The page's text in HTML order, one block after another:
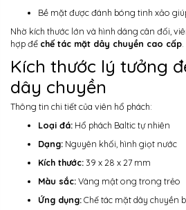
Bề mặt được đánh bóng tinh xảo
Nhờ kích thước lớn và hình dáng cân đối,
hợp để chế tác mặt dây chuyền cao cấp
Kích thước lý tưởng
dây chuyền
Thông tin chi tiết của viên hổ phách:
Loại đá: Hổ phách Baltic tự nhiên
Dạng: Nguyên khối, hình giọt nước
Kích thước:39 x 28 x 27 mm
Màu sắc:Vàng mật ong trong trẻo
Ứng dụng:Chế tác mặt dây chuyền